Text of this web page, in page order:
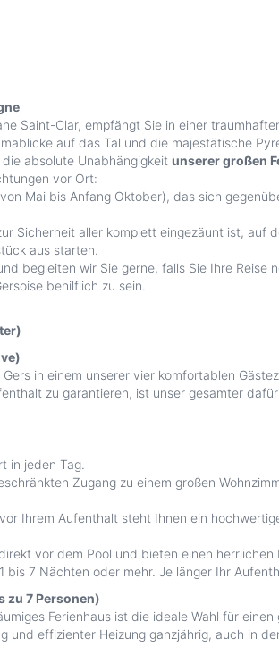
Saint-Clar, empfängt Sie in einer
auf das Tal und die majestätische
absolute Unabhängigkeit unserer großen
vor Ort:
Mai bis Anfang Oktober), das sich
Sicherheit aller komplett eingezäunt ist, auf
aus starten.
begleiten wir Sie gerne, falls Sie Ihre
behilflich zu sein.
in einem unserer vier komfortablen
zu garantieren, ist unser gesamter
in jeden Tag.
Zugang zu einem großen
Ihrem Aufenthalt steht Ihnen ein
vor dem Pool und bieten einen
7 Nächten oder mehr. Je länger Ihr
zu 7 Personen)
Ferienhaus ist die ideale Wahl für
effizienter Heizung ganzjährig, auch in